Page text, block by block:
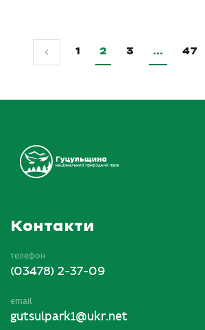
1 2 3 … 47
Контакти
телефон
(03478) 2-37-09
email
gutsulpark1@ukr.net